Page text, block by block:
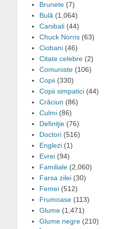
Brunete (7)
Bulă (1,064)
Canibali (44)
Chuck Norris (63)
Ciobani (46)
Citate celebre (2)
Comuniste (106)
Copii (330)
Copii simpatici (44)
Crăciun (86)
Culmi (86)
Definiţie (76)
Doctori (516)
Englezi (1)
Evrei (94)
Familiale (2,060)
Farsa zilei (30)
Femei (512)
Frumoase (113)
Glume (1,471)
Glume negre (210)